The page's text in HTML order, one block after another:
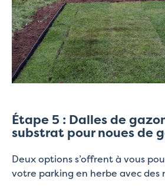
Étape 5 : Dalles de
substrat pour noues de
Deux options s’offrent à vous
votre parking en herbe avec des